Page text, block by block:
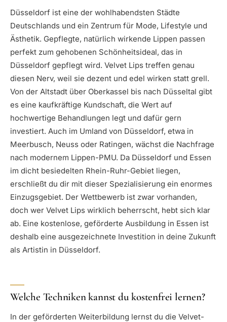
Düsseldorf ist eine der wohlhabendsten Städte
Deutschlands und ein Zentrum für Mode, Lifestyle und
Ästhetik. Gepflegte, natürlich wirkende Lippen passen
perfekt zum gehobenen Schönheitsideal, das in
Düsseldorf gepflegt wird. Velvet Lips treffen genau
diesen Nerv, weil sie dezent und edel wirken statt grell.
Von der Altstadt über Oberkassel bis nach Düsseltal gibt
es eine kaufkräftige Kundschaft, die Wert auf
hochwertige Behandlungen legt und dafür gern
investiert. Auch im Umland von Düsseldorf, etwa in
Meerbusch, Neuss oder Ratingen, wächst die Nachfrage
nach modernem Lippen-PMU. Da Düsseldorf und Essen
im dicht besiedelten Rhein-Ruhr-Gebiet liegen,
erschließt du dir mit dieser Spezialisierung ein enormes
Einzugsgebiet. Der Wettbewerb ist zwar vorhanden,
doch wer Velvet Lips wirklich beherrscht, hebt sich klar
ab. Eine kostenlose, geförderte Ausbildung in Essen ist
deshalb eine ausgezeichnete Investition in deine Zukunft
als Artistin in Düsseldorf.
Welche Techniken kannst du kostenfrei lernen?
In der geförderten Weiterbildung lernst du die Velvet-